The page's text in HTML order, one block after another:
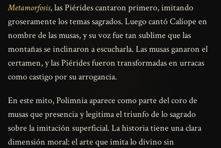
Metamorfosis, las Piérides cantaron primero, imitando
groseramente los temas sagrados. Luego cantó Calíope en
nombre de las musas, y su voz fue tan sublime que las
montañas se inclinaron a escucharla. Las musas ganaron el
certamen, y las Piérides fueron transformadas en urracas
como castigo por su arrogancia.
En este mito, Polimnia aparece como parte del coro de
musas que presencia y legitima el triunfo de lo sagrado
sobre la imitación superficial. La historia tiene una clara
dimensión moral: el arte que imita lo divino sin